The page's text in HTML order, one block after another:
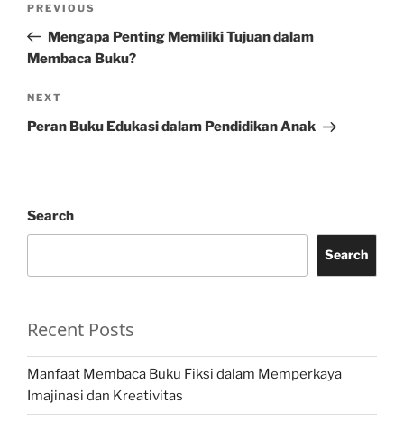
Previous
Post
PREVIOUS
Mengapa Penting Memiliki Tujuan dalam
Membaca Buku?
Next
Post
NEXT
Peran Buku Edukasi dalam Pendidikan Anak
Search
Search
Recent Posts
Manfaat Membaca Buku Fiksi dalam Memperkaya
Imajinasi dan Kreativitas